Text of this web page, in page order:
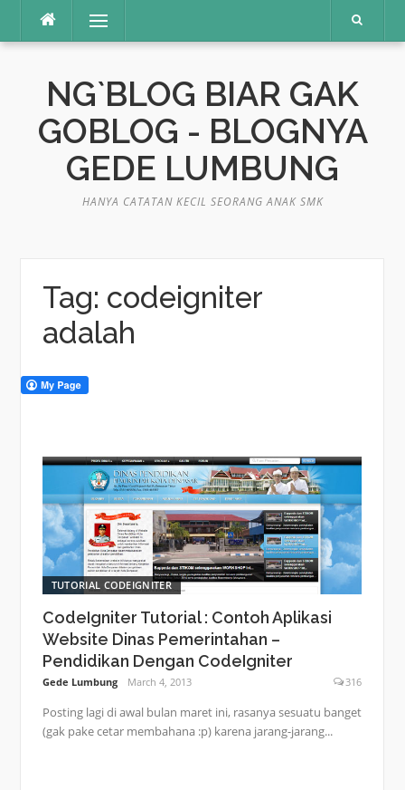
content
Menu
NG`BLOG BIAR GAK
GOBLOG - BLOGNYA
GEDE LUMBUNG
HANYA CATATAN KECIL SEORANG ANAK SMK
Tag: codeigniter
adalah
TUTORIAL CODEIGNITER
CodeIgniter Tutorial : Contoh Aplikasi
Website Dinas Pemerintahan –
Pendidikan Dengan CodeIgniter
Gede Lumbung March 4, 2013 316
Posting lagi di awal bulan maret ini, rasanya sesuatu banget
(gak pake cetar membahana :p) karena jarang-jarang...